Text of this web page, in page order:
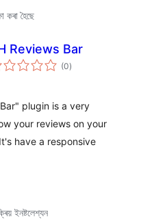
কৰা হৈছে
Reviews Bar
(0টা
মুঠ)
plugin is a very
your reviews on your
have a responsive
ইনষ্টলেশ্যন